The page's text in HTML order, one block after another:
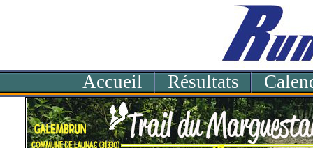
Accueil Résultats